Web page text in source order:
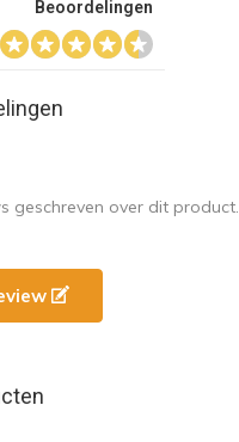
Beoordelingen
geschreven over dit product.